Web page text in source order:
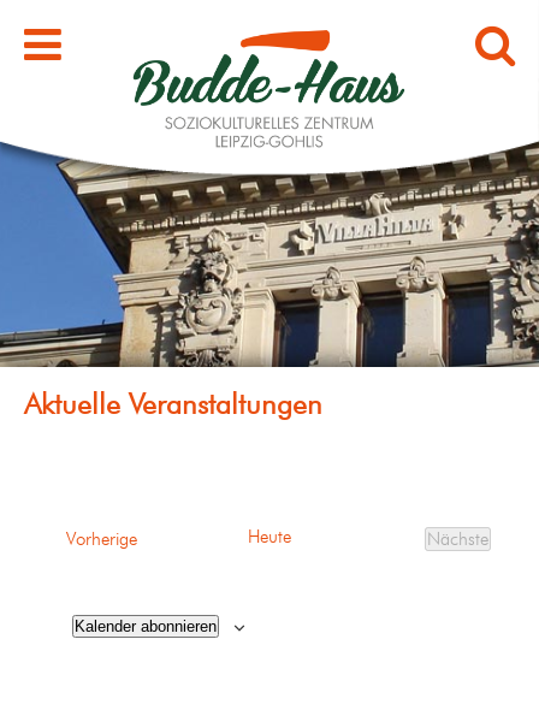
VorherigeVeranstaltungenHeute
Nächste
Kalender abonnieren